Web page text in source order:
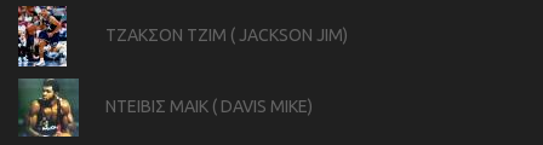
ΤΖΑΚΣΟΝ ΤΖΙΜ ( JACKSON JIM)
ΝΤΕΙΒΙΣ ΜΑΙΚ ( DAVIS MIKE)